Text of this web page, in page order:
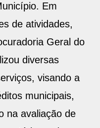
Em
de atividades,
Geral do
diversas
visando a
municipais,
na avaliação de